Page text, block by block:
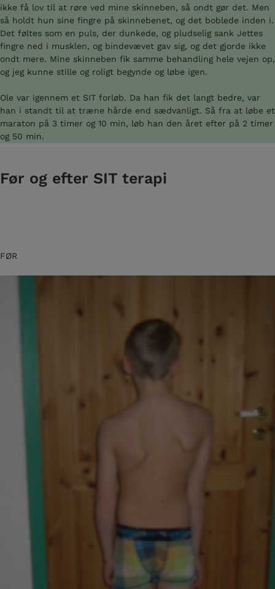
ikke få lov til at røre ved mine skinneben, så ondt gør det. Men
så holdt hun sine fingre på skinnebenet, og det boblede inden i.
Det føltes som en puls, der dunkede, og pludselig sank Jettes
fingre ned i musklen, og bindevævet gav sig, og det gjorde ikke
ondt mere. Mine skinneben fik samme behandling hele vejen op,
og jeg kunne stille og roligt begynde og løbe igen.
Ole var igennem et SIT forløb. Da han fik det langt bedre, var
han i standt til at træne hårde end sædvanligt. Så fra at løbe et
maraton på 3 timer og 10 min, løb han den året efter på 2 timer
og 50 min.
Før og efter SIT terapi
FØR